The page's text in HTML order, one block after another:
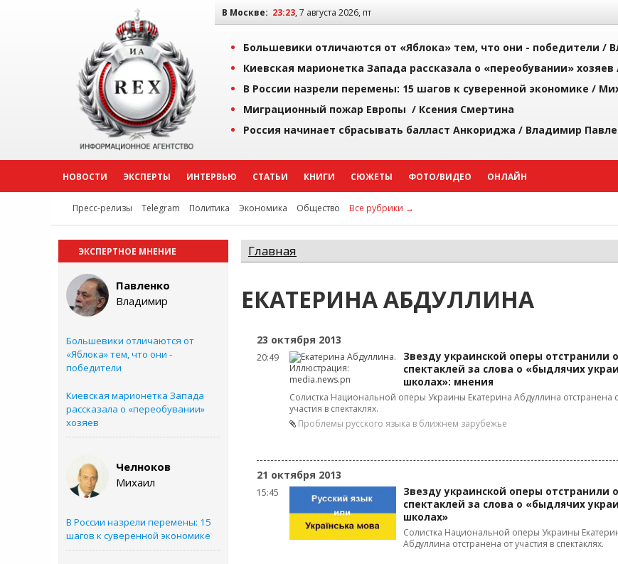
В Москве: 23:24, 7 августа 2026, пт
Большевики отличаются от «Яблока» тем, что они - победители /
Киевская марионетка Запада рассказала о «переобувании» хозяев
В России назрели перемены: 15 шагов к суверенной экономике /
Миграционный пожар Европы / Ксения Смертина
Россия начинает сбрасывать балласт Анкориджа / Владимир
НОВОСТИ ЭКСПЕРТЫ ИНТЕРВЬЮ СТАТЬИ КНИГИ СЮЖЕТЫ ФОТО/ВИДЕО ОНЛАЙН
Пресс-релизы Telegram Политика Экономика Общество Все рубрики →
ЭКСПЕРТНОЕ МНЕНИЕ
Павленко
Владимир
Большевики отличаются от
«Яблока» тем, что они -
победители
Киевская марионетка Запада
рассказала о «переобувании»
хозяев
Челноков
Михаил
В России назрели перемены: 15
шагов к суверенной экономике
Главная
ЕКАТЕРИНА АБДУЛЛИНА
23 октября 2013
20:49
Звезду украинской оперы отстранили
спектаклей за слова о «быдлячих
школах»: мнения
Солистка Национальной оперы Украины Екатерина Абдуллина отстранена
участия в спектаклях.
Проблемы русского языка в ближнем зарубежье
21 октября 2013
15:45
Звезду украинской оперы отстранили
спектаклей за слова о «быдлячих
школах»
Солистка Национальной оперы Украины
Абдуллина отстранена от участия в спектаклях.